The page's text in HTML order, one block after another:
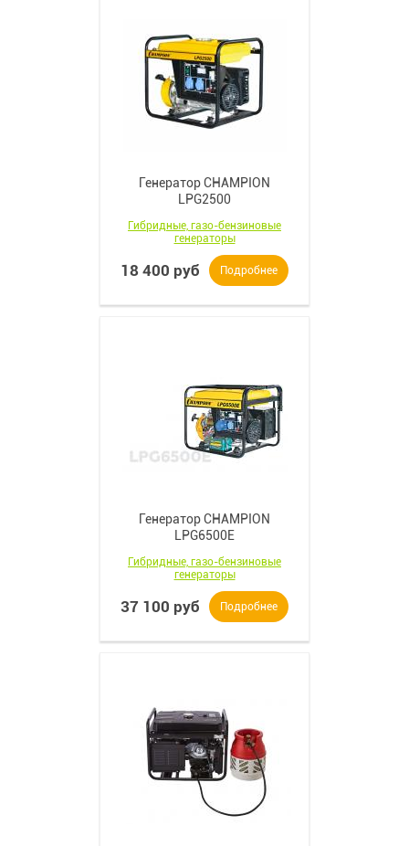
Генератор CHAMPION
LPG2500
Гибридные, газо-бензиновые
генераторы
18 400 руб Подробнее
Генератор CHAMPION
LPG6500E
Гибридные, газо-бензиновые
генераторы
37 100 руб Подробнее